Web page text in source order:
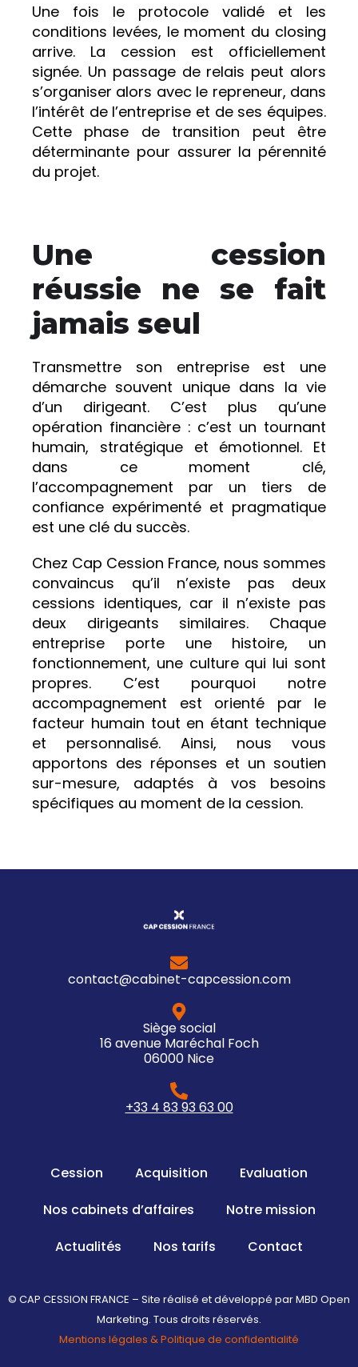
Une fois le protocole validé et les
conditions levées, le moment du closing
arrive. La cession est officiellement
signée. Un passage de relais peut alors
s’organiser alors avec le repreneur, dans
l’intérêt de l’entreprise et de ses équipes.
Cette phase de transition peut être
déterminante pour assurer la pérennité
du projet.
Une cession
réussie ne se fait
jamais seul
Transmettre son entreprise est une
démarche souvent unique dans la vie
d’un dirigeant. C’est plus qu’une
opération financière : c’est un tournant
humain, stratégique et émotionnel. Et
dans ce moment clé,
l’accompagnement par un tiers de
confiance expérimenté et pragmatique
est une clé du succès.
Chez Cap Cession France, nous sommes
convaincus qu’il n’existe pas deux
cessions identiques, car il n’existe pas
deux dirigeants similaires. Chaque
entreprise porte une histoire, un
fonctionnement, une culture qui lui sont
propres. C’est pourquoi notre
accompagnement est orienté par le
facteur humain tout en étant technique
et personnalisé. Ainsi, nous vous
apportons des réponses et un soutien
sur-mesure, adaptés à vos besoins
spécifiques au moment de la cession.
contact@cabinet-capcession.com
Siège social
16 avenue Maréchal Foch
06000 Nice
+33 4 83 93 63 00
Cession Acquisition
Evaluation
Nos cabinets d’affaires
Notre mission
Actualités
Nos tarifs Contact
© CAP CESSION FRANCE – Site réalisé et développé par MBD Open
Marketing. Tous droits réservés.
Mentions légales & Politique de confidentialité